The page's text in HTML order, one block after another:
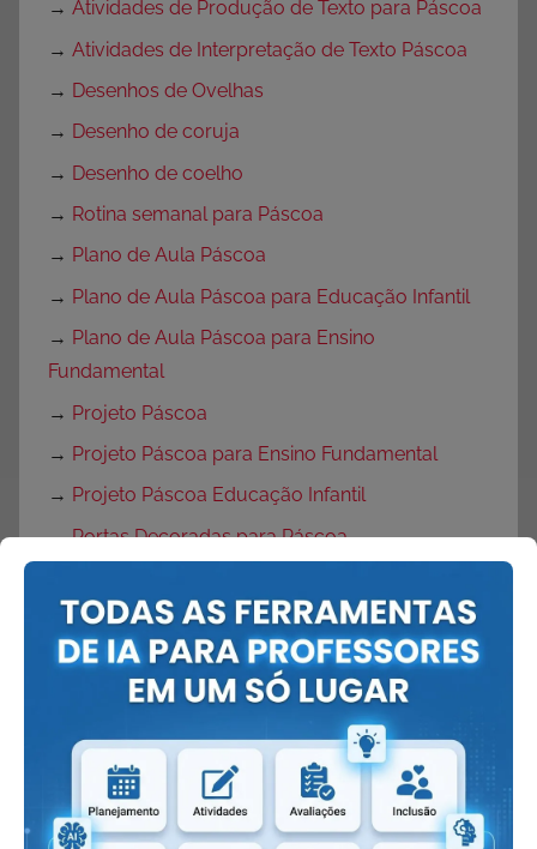
→ Atividades de Produção de Texto para Páscoa
→ Atividades de Interpretação de Texto Páscoa
→ Desenhos de Ovelhas
→ Desenho de coruja
→ Desenho de coelho
→ Rotina semanal para Páscoa
→ Plano de Aula Páscoa
→ Plano de Aula Páscoa para Educação Infantil
→ Plano de Aula Páscoa para Ensino
Fundamental
→ Projeto Páscoa
→ Projeto Páscoa para Ensino Fundamental
→ Projeto Páscoa Educação Infantil
→Portas Decoradas para Páscoa
→Painel de Páscoa
→Cartaz de Páscoa
Decoração de Páscoa
Volta às Aulas:
→O que fazer no primeiro dia de aula?